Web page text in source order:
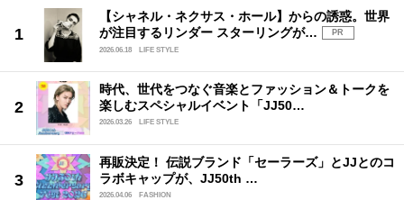
【シャネル・ネクサス・ホール】からの誘惑。世界
が注目するリンダー スターリングが…
PR
2026.06.18
LIFE STYLE
時代、世代をつなぐ音楽とファッション＆トークを
楽しむスペシャルイベント「JJ50…
2026.03.26 LIFE STYLE
再販決定！ 伝説ブランド「セーラーズ」とJJとのコ
ラボキャップが、JJ50th …
2026.04.06 FASHION